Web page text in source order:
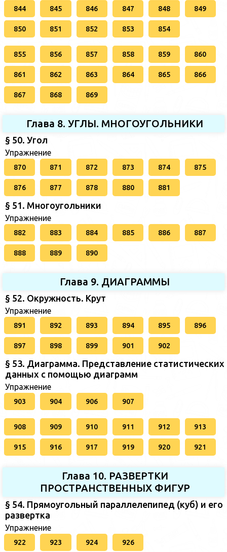
844 845 846 847 848 849
850 851 852 853 854
855 856 857 858 859 860
861 862 863 864 865 866
867 868 869
Глава 8. УГЛЫ. МНОГОУГОЛЬНИКИ
§ 50. Угол
Упражнение
870 871 872 873 874 875
876 877 878 880 881
§ 51. Многоугольники
Упражнение
882 883 884 885 886 887
888 889 890
Глава 9. ДИАГРАММЫ
§ 52. Окружность. Крут
Упражнение
891 892 893 894 895 896
897 898 899 901 902
§ 53. Диаграмма. Представление статистических
данных с помощью диаграмм
Упражнение
903 904 906 907
908 909 910 911 912 913
915 916 917 919 920 921
Глава 10. РАЗВЕРТКИ
ПРОСТРАНСТВЕННЫХ ФИГУР
§ 54. Прямоугольный параллелепипед (куб) и его
развертка
Упражнение
922 923 924 926